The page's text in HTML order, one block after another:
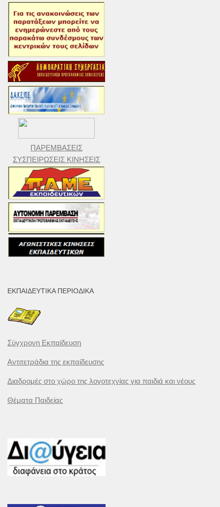
ΠΑΡΕΜΒΑΣΕΙΣ
ΣΥΣΠΕΙΡΩΣΕΙΣ ΚΙΝΗΣΕΙΣ
ΕΚΠΑΙΔΕΥΤΙΚΆ ΠΕΡΙΟΔΙΚΆ
Σύγχρονη Εκπαίδευση
Αντιτετράδια της εκπαίδευσης
Διαδρομές στο χώρο της λογοτεχνίας για παιδιά και νέους
Θέματα Παιδείας